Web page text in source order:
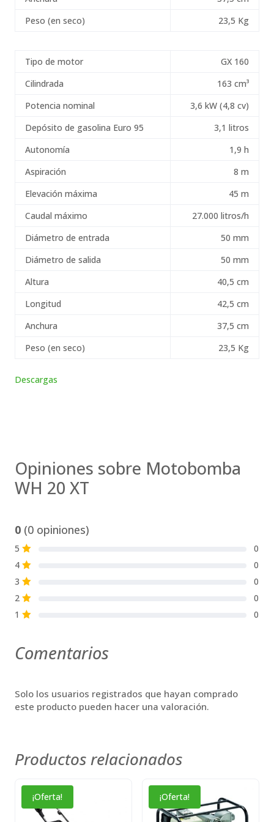
Peso (en seco)
23,5 Kg
Tipo de motor
GX 160
Cilindrada
163 cm³
Potencia nominal
3,6 kW (4,8 cv)
Depósito de gasolina Euro 95
3,1 litros
Autonomía
1,9 h
Aspiración
8 m
Elevación máxima
45 m
Caudal máximo
27.000 litros/h
Diámetro de entrada
50 mm
Diámetro de salida
50 mm
Altura
40,5 cm
Longitud
42,5 cm
Anchura
37,5 cm
Peso (en seco)
23,5 Kg
Descargas
Opiniones sobre Motobomba
WH 20 XT
0 (0 opiniones)
5 S
0
4 S
0
3 S
0
2 S
0
1 S 0
Comentarios
Solo los usuarios registrados que hayan comprado
este producto pueden hacer una valoración.
Productos relacionados
¡Oferta! ¡Oferta!